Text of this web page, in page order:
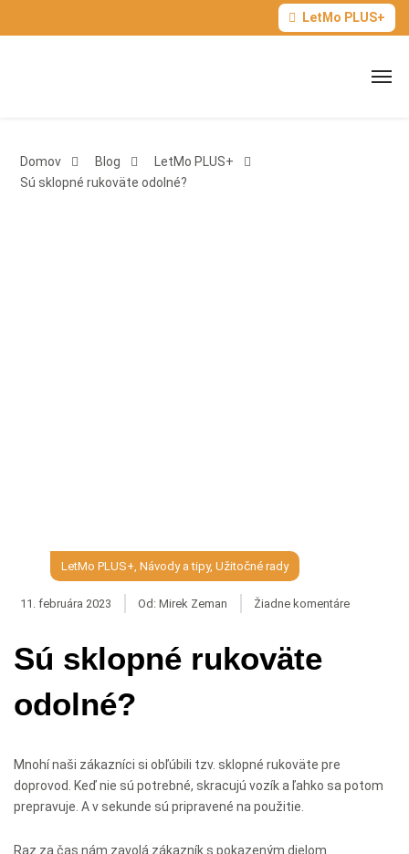
LetMo PLUS+
Domov Blog
LetMo PLUS+
Sú sklopné rukoväte odolné?
LetMo PLUS+, Návody a tipy, Užitočné rady
11. februára 2023 Od: Mirek Zeman Žiadne komentáre
Sú sklopné rukoväte
odolné?
Mnohí naši zákazníci si obľúbili tzv. sklopné rukoväte pre
doprovod. Keď nie sú potrebné, skracujú vozík a ľahko sa potom
prepravuje. A v sekunde sú pripravené na použitie.
Raz za čas nám zavolá zákazník s pokazeným dielom.